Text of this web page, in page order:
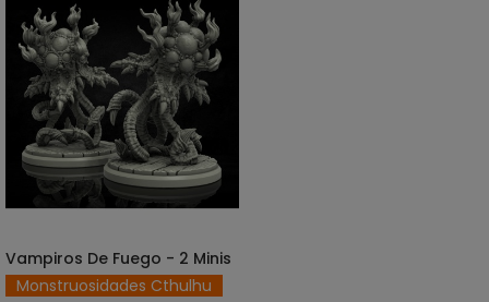
SELECCIONAR OPCIONES
Vampiros De Fuego - 2 Minis
Monstruosidades Cthulhu